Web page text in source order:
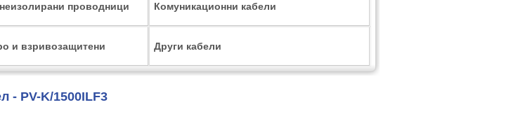
проводници Комуникационни кабели
и взривозащитени Други кабели
- PV-K/1500ILF3